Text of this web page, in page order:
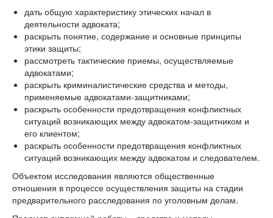
дать общую характеристику этических начал в
деятельности адвоката;
раскрыть понятие, содержание и основные принципы
этики защиты;
рассмотреть тактические приемы, осуществляемые
адвокатами;
раскрыть криминалистические средства и методы,
применяемые адвокатами-защитниками;
раскрыть особенности предотвращения конфликтных
ситуаций возникающих между адвокатом-защитником и
его клиентом;
раскрыть особенности предотвращения конфликтных
ситуаций возникающих между адвокатом и следователем.
Объектом исследования являются общественные
отношения в процессе осуществления защиты на стадии
предварительного расследования по уголовным делам.